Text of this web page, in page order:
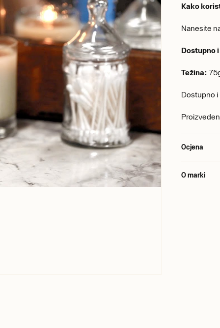
Kako
Nanesite
Dostupno
Težina:
Dostupno i
Ocjena
O marki